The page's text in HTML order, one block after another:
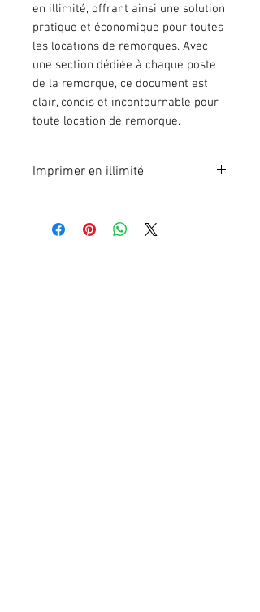
en illimité, offrant ainsi une solution
pratique et économique pour toutes
les locations de remorques. Avec
une section dédiée à chaque poste
de la remorque, ce document est
clair, concis et incontournable pour
toute location de remorque.
Imprimer en illimité
illimité. Pour 1 poste.